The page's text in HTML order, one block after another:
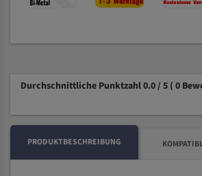
Durchschnittliche Punktzahl 0.0 / 5 ( 0
PRODUKTBESCHREIBUNG